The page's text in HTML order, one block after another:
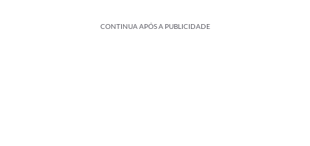
CONTINUA APÓS A PUBLICIDADE